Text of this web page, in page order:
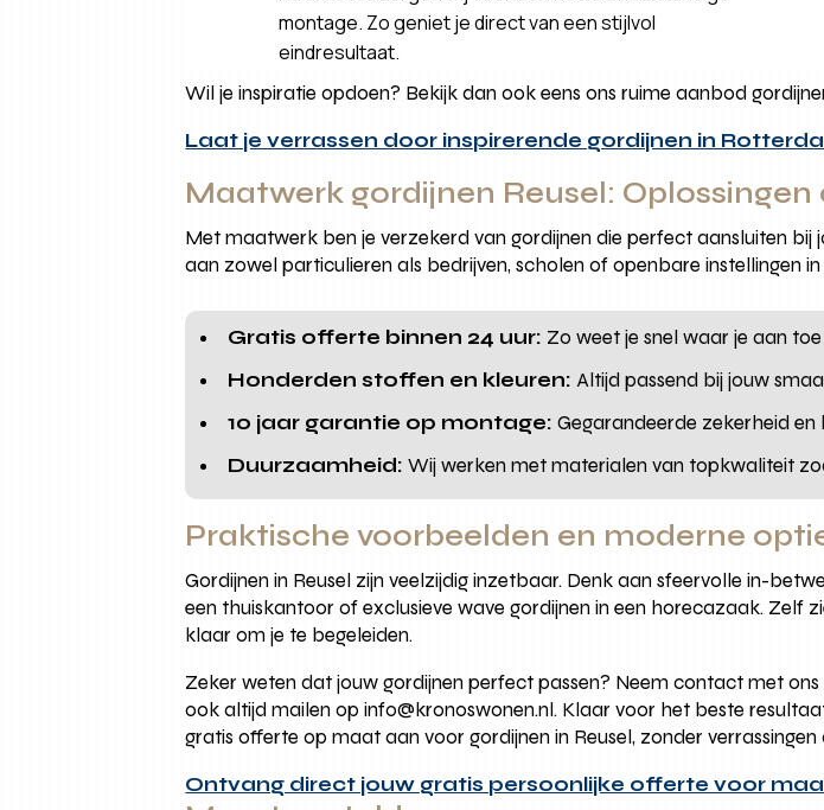
montage. Zo geniet je direct van een stijlvol
eindresultaat.
Wil je inspiratie opdoen? Bekijk dan ook eens ons ruime aanbod
Laat je verrassen door inspirerende gordijnen in
Maatwerk gordijnen Reusel: Oplossingen
Met maatwerk ben je verzekerd van gordijnen die perfect aansluiten
aan zowel particulieren als bedrijven, scholen of openbare instellingen
Gratis offerte binnen 24 uur: Zo weet je snel waar je aan
Honderden stoffen en kleuren: Altijd passend bij jouw
10 jaar garantie op montage: Gegarandeerde zekerheid
Duurzaamheid: Wij werken met materialen van topkwaliteit
Praktische voorbeelden en moderne
Gordijnen in Reusel zijn veelzijdig inzetbaar. Denk aan sfeervolle in-
een thuiskantoor of exclusieve wave gordijnen in een horecazaak.
klaar om je te begeleiden.
Zeker weten dat jouw gordijnen perfect passen? Neem contact met
ook altijd mailen op info@kronoswonen.nl. Klaar voor het beste
gratis offerte op maat aan voor gordijnen in Reusel, zonder
Ontvang direct jouw gratis persoonlijke offerte voor